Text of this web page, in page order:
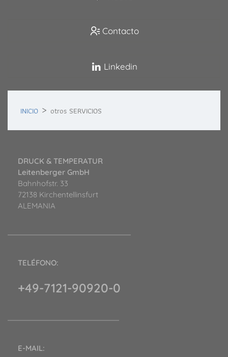
Contacto
Linkedin
INICIO otros SERVICIOS
DRUCK & TEMPERATUR
Leitenberger GmbH
Bahnhofstr. 33
72138 Kirchentellinsfurt
ALEMANIA
TELÉFONO:
+49-7121-90920-0
E-MAIL: